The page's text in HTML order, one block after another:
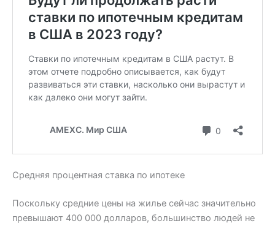
Средняя процентная ставка по ипотеке
Поскольку средние цены на жилье сейчас значительно
превышают 400 000 долларов, большинство людей не